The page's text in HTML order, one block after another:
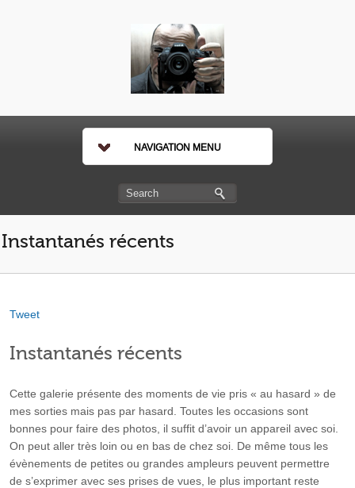
NAVIGATION MENU
Instantanés récents
Tweet
Instantanés récents
Cette galerie présente des moments de vie pris « au hasard » de
mes sorties mais pas par hasard. Toutes les occasions sont
bonnes pour faire des photos, il suffit d’avoir un appareil avec soi.
On peut aller très loin ou en bas de chez soi. De même tous les
évènements de petites ou grandes ampleurs peuvent permettre
de s’exprimer avec ses prises de vues, le plus important reste